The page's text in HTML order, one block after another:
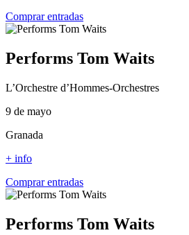
Comprar entradas
Performs Tom Waits
L’Orchestre d’Hommes-Orchestres
9 de mayo
Granada
+ info
Comprar entradas
Performs Tom Waits